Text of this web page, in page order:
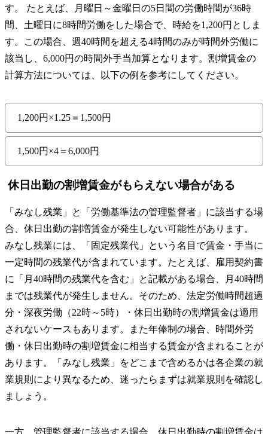
す。 たとえば、月曜日～金曜日の5日間の労働時間が36時
間、土曜日に8時間労働をした場合で、時給を1,200円としま
す。この場合、週40時間を超える4時間のみが時間外労働に
該当し、6,000円の時間外手当加算となります。割増賃金の
計算方法については、以下の例を参考にしてください。
1,200円×1.25＝1,500円
1,500円×4＝6,000円
休日出勤の割増賃金がもらえない場合がある
「みなし残業」と「労働基準法の管理監督者」に該当する場
合、休日出勤の割増賃金が発生しない可能性があります。
みなし残業には、「固定残業代」という名目で賃金・手当に
一定時間の残業代が含まれています。たとえば、雇用契約書
に「月40時間の残業代を含む」と記載がある場合、月40時間
までは残業代が発生しません。そのため、法定労働時間超過
分・深夜労働（22時～5時）・休日出勤時の割増賃金は適用
されないケースもあります。また年俸制の場合、時間外労
働・休日出勤時の割増賃金に相当する賃金が含まれることが
あります。「みなし残業」をどこまで含めるかは各企業の就
業規則により異なるため、迷ったらまずは就業規則を確認し
ましょう。